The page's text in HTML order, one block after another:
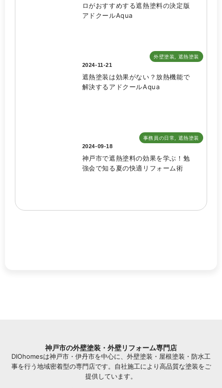
ロがおすすめする遮熱塗料の決定版
アドクールAqua
外壁塗装
遮熱塗装
2024-11-21
遮熱塗装は効果がない？放熱機能で
解決するアドクールAqua
事務員の日常
遮熱塗装
2024-09-18
神戸市で遮熱塗料の効果を学ぶ！勉
強会で知る夏の快適リフォーム術
神戸市の外壁塗装・外壁リフォーム専門店
DIOhomesは神戸市・伊丹市を中心に、外壁塗装・屋根塗装・防水工
事を行う地域密着型の専門店です。自社施工により高品質な塗装をご
提供しています。